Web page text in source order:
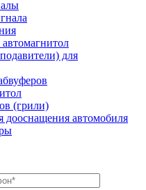
для
(грили)
автомобиля